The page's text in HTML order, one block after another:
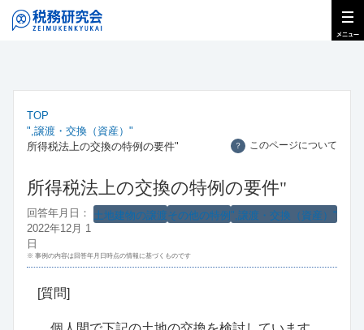
TOP
",譲渡・交換（資産）"
所得税法上の交換の特例の要件"
？ このページについて
所得税法上の交換の特例の要件"
",譲渡・交換（資産）"
その他の特例
土地建物の譲渡
回答年月日：
2022年12月 1
日
※ 事例の内容は回答年月日時点の情報に基づくものです
[質問]